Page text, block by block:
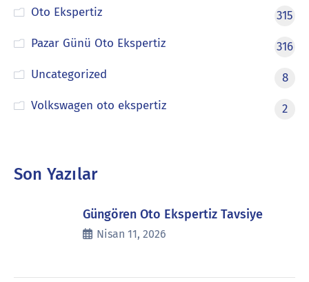
Oto Ekspertiz
315
Pazar Günü Oto Ekspertiz
316
Uncategorized
8
Volkswagen oto ekspertiz
2
Son Yazılar
Güngören Oto Ekspertiz Tavsiye
Nisan 11, 2026